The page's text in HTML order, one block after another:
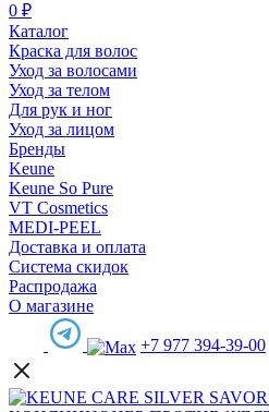
0 ₽
Каталог
Краска для волос
Уход за волосами
Уход за телом
Для рук и ног
Уход за лицом
Бренды
Keune
Keune So Pure
VT Cosmetics
MEDI-PEEL
Доставка и оплата
Система скидок
Распродажа
О магазине
+7 977 394-39-00